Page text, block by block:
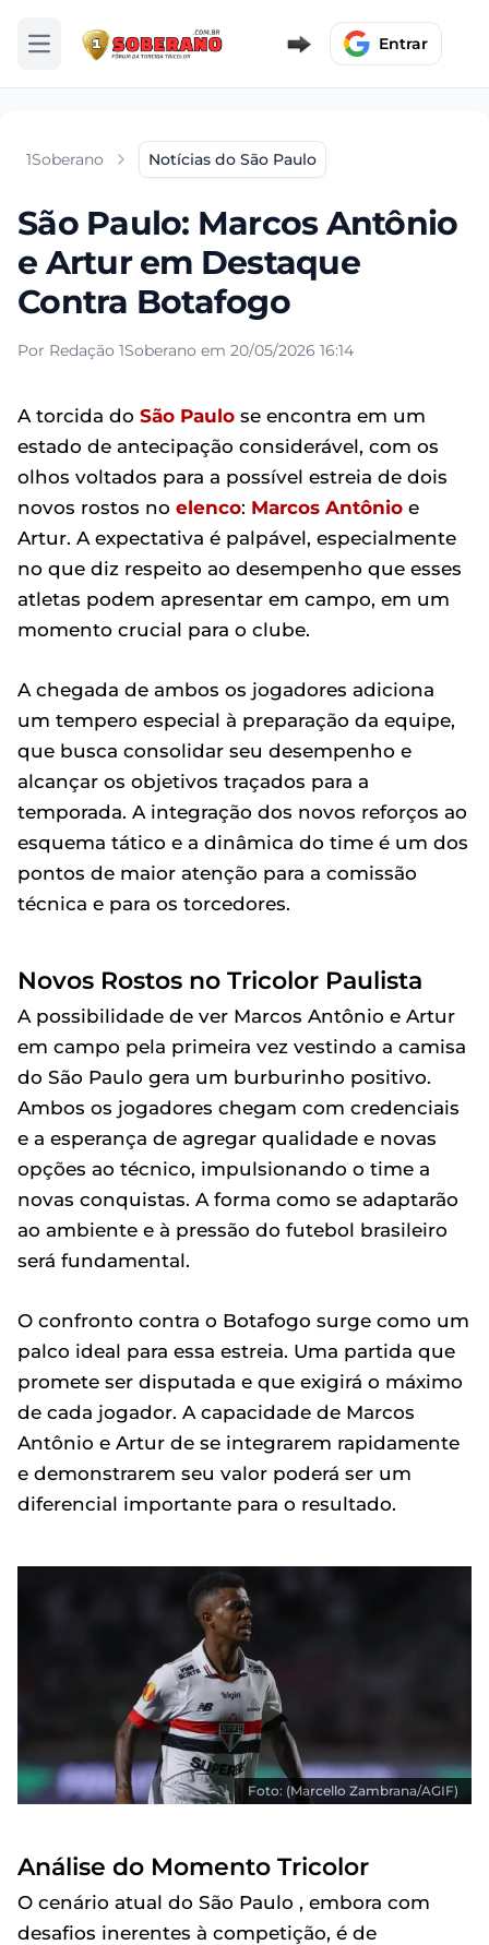
Abrir menu Entrar
1Soberano Notícias do São Paulo
São Paulo: Marcos Antônio
e Artur em Destaque
Contra Botafogo
Por Redação 1Soberano em 20/05/2026 16:14
A torcida do São Paulo se encontra em um
estado de antecipação considerável, com os
olhos voltados para a possível estreia de dois
novos rostos no elenco: Marcos Antônio e
Artur. A expectativa é palpável, especialmente
no que diz respeito ao desempenho que esses
atletas podem apresentar em campo, em um
momento crucial para o clube.
A chegada de ambos os jogadores adiciona
um tempero especial à preparação da equipe,
que busca consolidar seu desempenho e
alcançar os objetivos traçados para a
temporada. A integração dos novos reforços ao
esquema tático e a dinâmica do time é um dos
pontos de maior atenção para a comissão
técnica e para os torcedores.
Novos Rostos no Tricolor Paulista
A possibilidade de ver Marcos Antônio e Artur
em campo pela primeira vez vestindo a camisa
do São Paulo gera um burburinho positivo.
Ambos os jogadores chegam com credenciais
e a esperança de agregar qualidade e novas
opções ao técnico, impulsionando o time a
novas conquistas. A forma como se adaptarão
ao ambiente e à pressão do futebol brasileiro
será fundamental.
O confronto contra o Botafogo surge como um
palco ideal para essa estreia. Uma partida que
promete ser disputada e que exigirá o máximo
de cada jogador. A capacidade de Marcos
Antônio e Artur de se integrarem rapidamente
e demonstrarem seu valor poderá ser um
diferencial importante para o resultado.
Foto: (Marcello Zambrana/AGIF)
Análise do Momento Tricolor
O cenário atual do São Paulo , embora com
desafios inerentes à competição, é de